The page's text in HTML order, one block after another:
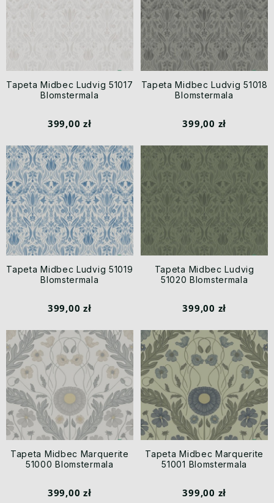
Tapeta Midbec Ludvig 51017
Blomstermala
399,00 zł
Tapeta Midbec Ludvig 51018
Blomstermala
399,00 zł
Tapeta Midbec Ludvig 51019
Blomstermala
399,00 zł
Tapeta Midbec Ludvig
51020 Blomstermala
399,00 zł
Tapeta Midbec Marquerite
51000 Blomstermala
399,00 zł
Tapeta Midbec Marquerite
51001 Blomstermala
399,00 zł